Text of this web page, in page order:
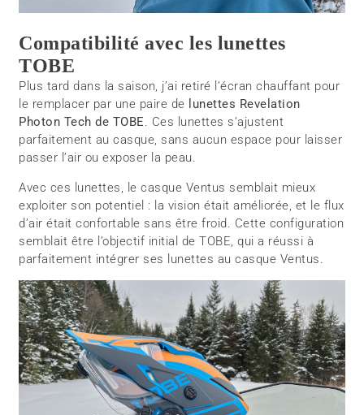
Compatibilité avec les lunettes
TOBE
Plus tard dans la saison, j’ai retiré l’écran chauffant pour
le remplacer par une paire de
lunettes Revelation
Photon Tech de TOBE. Ces lunettes s’ajustent
parfaitement au casque, sans aucun espace pour laisser
passer l’air ou exposer la peau.
Avec ces lunettes, le casque Ventus semblait mieux
exploiter son potentiel : la vision était améliorée, et le flux
d’air était confortable sans être froid. Cette configuration
semblait être l’objectif initial de TOBE, qui a réussi à
parfaitement intégrer ses lunettes au casque Ventus.